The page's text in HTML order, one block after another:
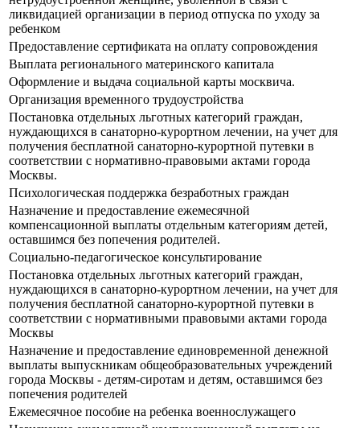
ликвидацией организации в период отпуска по уходу за
ребенком
Предоставление сертификата на оплату сопровождения
Выплата регионального материнского капитала
Оформление и выдача социальной карты москвича.
Организация временного трудоустройства
Постановка отдельных льготных категорий граждан,
нуждающихся в санаторно-курортном лечении, на учет для
получения бесплатной санаторно-курортной путевки в
соответствии с нормативно-правовыми актами города
Москвы.
Психологическая поддержка безработных граждан
Назначение и предоставление ежемесячной
компенсационной выплаты отдельным категориям детей,
оставшимся без попечения родителей.
Социально-педагогическое консультирование
Постановка отдельных льготных категорий граждан,
нуждающихся в санаторно-курортном лечении, на учет для
получения бесплатной санаторно-курортной путевки в
соответствии с нормативными правовыми актами города
Москвы
Назначение и предоставление единовременной денежной
выплаты выпускникам общеобразовательных учреждений
города Москвы - детям-сиротам и детям, оставшимся без
попечения родителей
Ежемесячное пособие на ребенка военнослужащего